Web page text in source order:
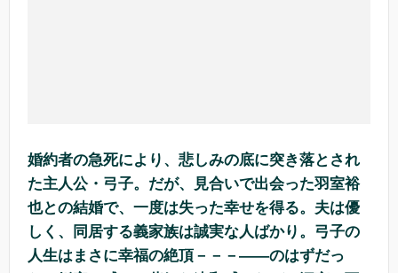
婚約者の急死により、悲しみの底に突き落とされ
た主人公・弓子。だが、見合いで出会った羽室裕
也との結婚で、一度は失った幸せを得る。夫は優
しく、同居する義家族は誠実な人ばかり。弓子の
人生はまさに幸福の絶頂－－－――のはずだっ